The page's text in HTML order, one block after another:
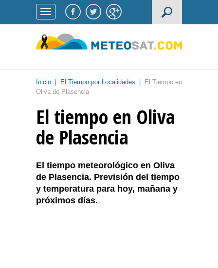
Inicio El Tiempo por Localidades
El Tiempo en
Oliva de Plasencia
El tiempo en Oliva
de Plasencia
El tiempo meteorológico en Oliva
de Plasencia. Previsión del tiempo
y temperatura para hoy, mañana y
próximos días.